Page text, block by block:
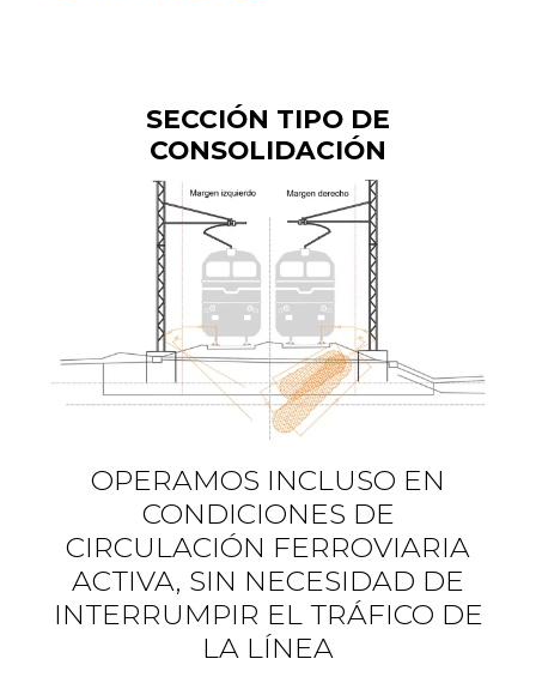
SECCIÓN TIPO DE
CONSOLIDACIÓN
OPERAMOS INCLUSO EN
CONDICIONES DE
CIRCULACIÓN FERROVIARIA
ACTIVA, SIN NECESIDAD DE
INTERRUMPIR EL TRÁFICO DE
LA LÍNEA